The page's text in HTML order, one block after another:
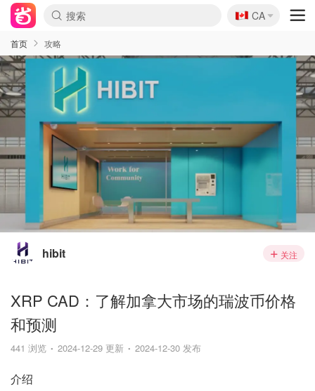
🇨🇦
CA
首页 攻略
hibit 关注
XRP CAD：了解加拿大市场的瑞波币价格
和预测
441 浏览 2024-12-29 更新 2024-12-30 发布
介绍